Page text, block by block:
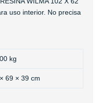
uso interior. No precisa
kg
69 × 39 cm